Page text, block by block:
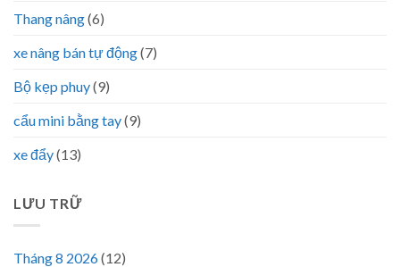
Thang nâng(6)
xe nâng bán tự động(7)
Bộ kẹp phuy(9)
cẩu mini bằng tay(9)
xe đẩy(13)
LƯU TRỮ
Tháng 8 2026(12)